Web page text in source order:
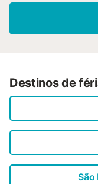
Destinos de
São